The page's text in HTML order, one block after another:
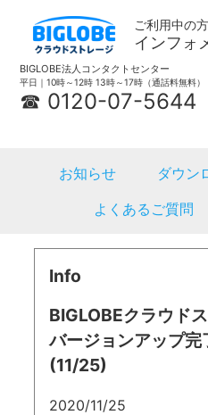
ご利用中の
インフォ
BIGLOBE法人コンタクトセンター
平日｜10時～12時 13時～17時（通話料無料）
☎ 0120-07-5644
お知らせ ダウン
よくあるご質問
Info
BIGLOBEクラウド
バージョンアップ完
(11/25)
2020/11/25